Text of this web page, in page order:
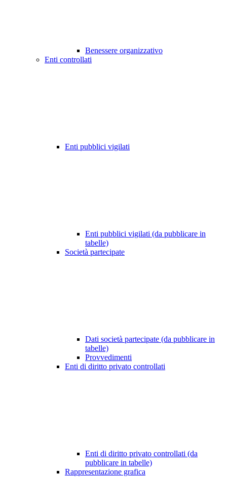
Benessere organizzativo
Enti controllati
Enti pubblici vigilati
Enti pubblici vigilati (da pubblicare in
tabelle)
Società partecipate
Dati società partecipate (da pubblicare in
tabelle)
Provvedimenti
Enti di diritto privato controllati
Enti di diritto privato controllati (da
pubblicare in tabelle)
Rappresentazione grafica